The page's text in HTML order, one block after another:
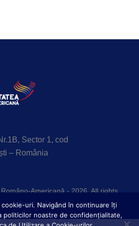
Sector 1, cod
– România
Americană - 2026. All rights
reserved.
uri. Navigând în continuare îți
politicilor noastre de confidențialitate,